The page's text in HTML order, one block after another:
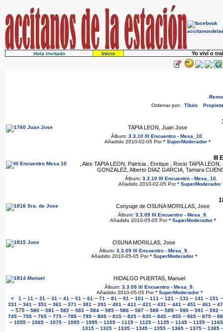
Hola invitado Inicio Yo viví o
Ordenar por:
Título
TAPIA LEON, Juan Jose
Álbum: 3.3.10 III Encuentro - Mesa_10
Añadido 2010-02-05 Por* SuperModerador *
III
, Alex TAPIA LEON, Patricia , Enrique , Rocio TAPIA
GONZALEZ, Alberto DIAZ GARCIA, Tamara
Álbum: 3.3.10 III Encuentro - Mesa_10
Añadido 2010-02-05 Por* SuperModerador
Conyuge de OSUNA MORILLAS, Jose
Álbum: 3.3.09 III Encuentro - Mesa_9
Añadido 2010-05-05 Por* SuperModerador *
OSUNA MORILLAS, Jose
Álbum: 3.3.09 III Encuentro - Mesa_9.
Añadido 2010-05-05 Por* SuperModerador *
HIDALGO PUERTAS, Manuel
Álbum: 3.3.09 III Encuentro - Mesa_9
Añadido 2010-05-05 Por* SuperModerador *
<
1 – 11 – 21 – 31 – 41 – 51 – 61 – 71 – 81 – 91 – 101 – 111 – 121 – 131 – 141 – 151
331 – 341 – 351 – 361 – 371 – 381 – 391 – 401 – 411 – 421 – 431 – 441 – 451 – 461 –
– 579 – 580 – 581 – 582 – 583 – 584 – 585 – 586 – 587 – 588 – 589 – 590 – 591 – 592
745 – 755 – 765 – 775 – 785 – 795 – 805 – 815 – 825 – 835 – 845 – 855 – 865 – 875 –
– 1055 – 1065 – 1075 – 1085 – 1095 – 1105 – 1115 – 1125 – 1135 – 1145 – 1155 – 1165
1315– 1325– 1335– 1345– 1355– 1365– 1375– 1385